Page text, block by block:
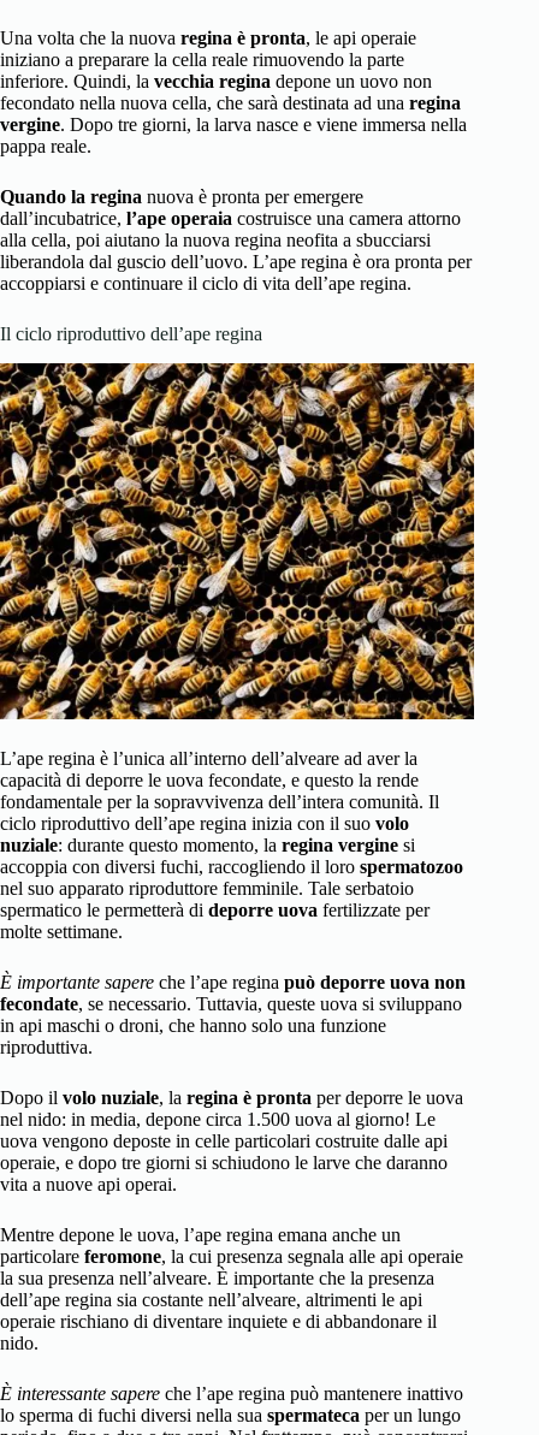
Una volta che la nuova regina è pronta, le api operaie
iniziano a preparare la cella reale rimuovendo la parte
inferiore. Quindi, la vecchia regina depone un uovo non
fecondato nella nuova cella, che sarà destinata ad una regina
vergine. Dopo tre giorni, la larva nasce e viene immersa nella
pappa reale.
Quando la regina nuova è pronta per emergere
dall’incubatrice, l’ape operaia costruisce una camera attorno
alla cella, poi aiutano la nuova regina neofita a sbucciarsi
liberandola dal guscio dell’uovo. L’ape regina è ora pronta per
accoppiarsi e continuare il ciclo di vita dell’ape regina.
Il ciclo riproduttivo dell’ape regina
L’ape regina è l’unica all’interno dell’alveare ad aver la
capacità di deporre le uova fecondate, e questo la rende
fondamentale per la sopravvivenza dell’intera comunità. Il
ciclo riproduttivo dell’ape regina inizia con il suo volo
nuziale: durante questo momento, la regina vergine si
accoppia con diversi fuchi, raccogliendo il loro spermatozoo
nel suo apparato riproduttore femminile. Tale serbatoio
spermatico le permetterà di deporre uova fertilizzate per
molte settimane.
È importante sapere che l’ape regina può deporre uova non
fecondate, se necessario. Tuttavia, queste uova si sviluppano
in api maschi o droni, che hanno solo una funzione
riproduttiva.
Dopo il volo nuziale, la regina è pronta per deporre le uova
nel nido: in media, depone circa 1.500 uova al giorno! Le
uova vengono deposte in celle particolari costruite dalle api
operaie, e dopo tre giorni si schiudono le larve che daranno
vita a nuove api operai.
Mentre depone le uova, l’ape regina emana anche un
particolare feromone, la cui presenza segnala alle api operaie
la sua presenza nell’alveare. È importante che la presenza
dell’ape regina sia costante nell’alveare, altrimenti le api
operaie rischiano di diventare inquiete e di abbandonare il
nido.
È interessante sapere che l’ape regina può mantenere inattivo
lo sperma di fuchi diversi nella sua spermateca per un lungo